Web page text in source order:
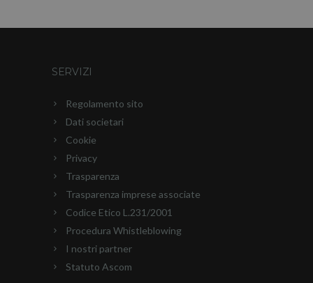
SERVIZI
Regolamento sito
Dati societari
Cookie
Privacy
Trasparenza
Trasparenza imprese associate
Codice Etico L.231/2001
Procedura Whistleblowing
I nostri partner
Statuto Ascom